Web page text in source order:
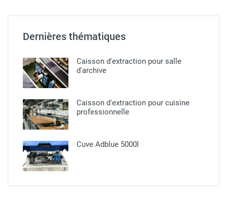
Dernières thématiques
Caisson d'extraction pour salle
d'archive
Caisson d'extraction pour cuisine
professionnelle​
Cuve Adblue 5000l